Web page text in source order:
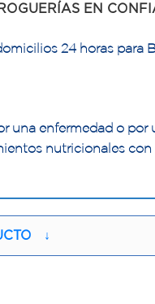
EN
24 horas para
una enfermedad o
nutricionales
↓